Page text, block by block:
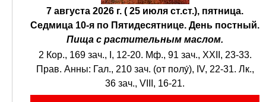
7 августа 2026 г. ( 25 июля ст.ст.), пятница.
Седмица 10-я по Пятидесятнице. День постный.
Пища с растительным маслом.
2 Кор., 169 зач., I, 12-20. Мф., 91 зач., XXII, 23-33.
Прав. Анны: Гал., 210 зач. (от полу́), IV, 22-31. Лк.,
36 зач., VIII, 16-21.